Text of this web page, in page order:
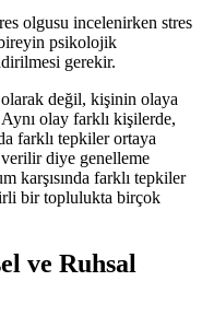
olgusu incelenirken stres
psikolojik
gerekir.
değil, kişinin olaya
olay farklı kişilerde,
farklı tepkiler ortaya
diye genelleme
karşısında farklı tepkiler
bir toplulukta birçok
ve Ruhsal